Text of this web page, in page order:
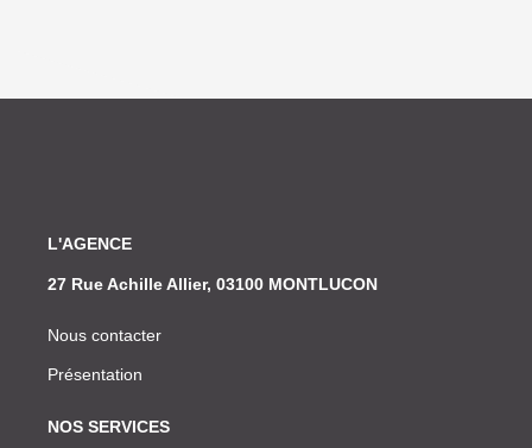
L'AGENCE
27 Rue Achille Allier, 03100 MONTLUCON
Nous contacter
Présentation
NOS SERVICES